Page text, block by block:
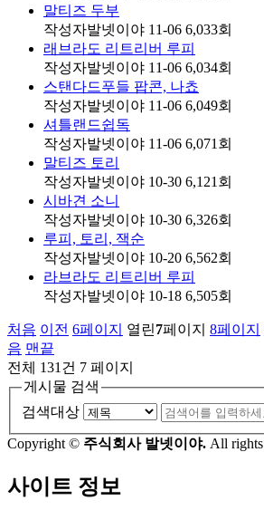
말티즈 두부
작성자발넷이야 11-06 6,033회
래브라도 리트리버 루피
작성자발넷이야 11-06 6,034회
스탠다드푸들 팝콘, 나쵸
작성자발넷이야 11-06 6,049회
셔틀랜드쉽독
작성자발넷이야 11-06 6,071 회
말티즈 토리
작성자발넷이야 10-30 6,121 회
시바견 소니
작성자발넷이야 10-30 6,326회
루피, 토리, 잭순
작성자발넷이야 10-20 6,562회
라브라도 리트리버 루피
작성자발넷이야 10-18 6,505회
처음 이전 6페이지 열린7페이지 8페이지
음 맨끝
전체 131건 7 페이지
게시물 검색
검색대상
Copyright © 주식회사 발넷이야. All rights
사이트 정보